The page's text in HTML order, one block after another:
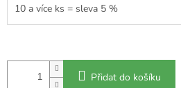
10 a více ks = sleva 5 %
Přidat do košíku